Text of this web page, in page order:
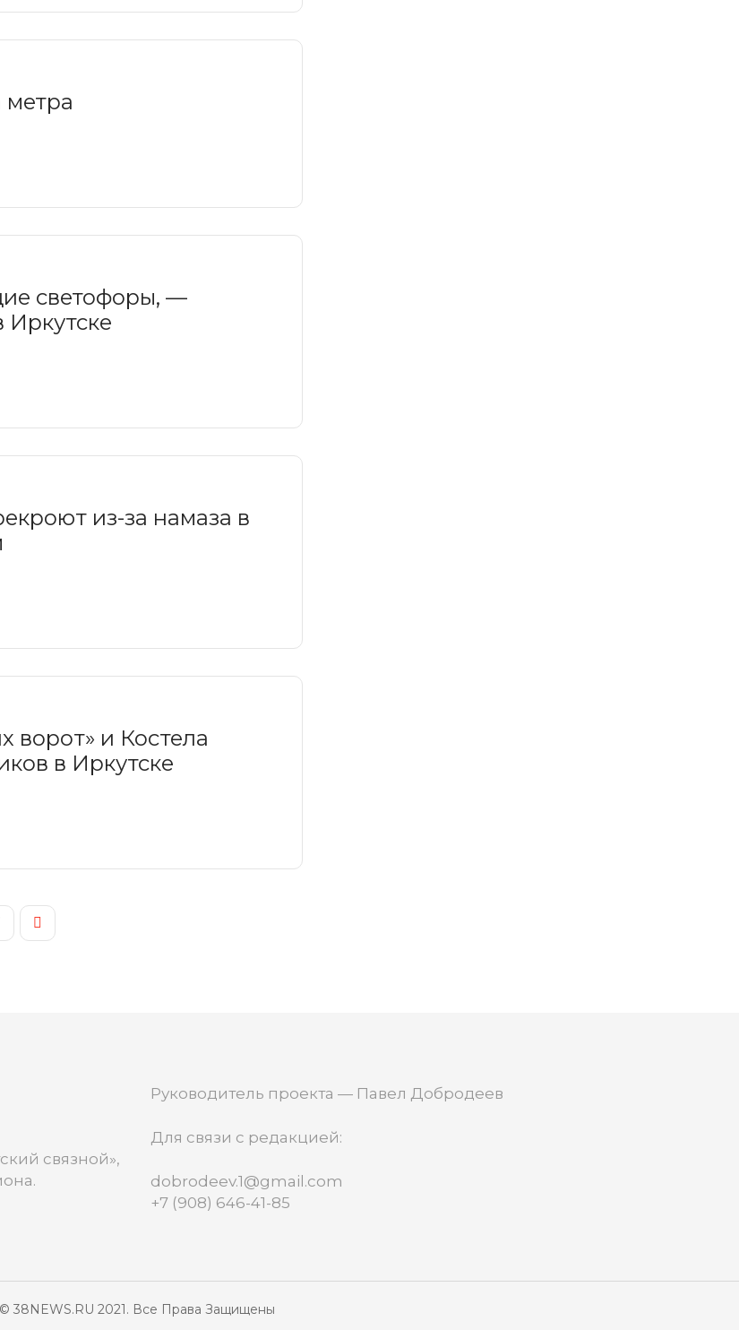
метра
светофоры, —
Иркутске
из-за намаза в
ворот» и Костела
в Иркутске
связной»,
Руководитель проекта — Павел Добродеев
Для связи с редакцией:
dobrodeev.1@gmail.com
+7 (908) 646-41-85
© 38NEWS.RU 2021. Все Права Защищены